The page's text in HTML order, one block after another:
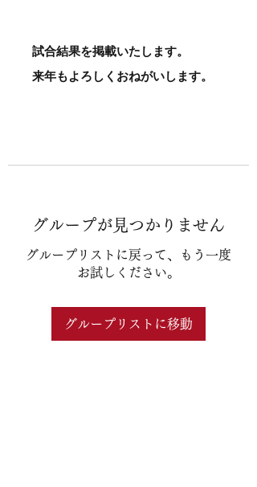
試合結果を掲載いたします。
​来年もよろしくおねがいします。
グループが見つかりません
グループリストに戻って、もう一度
お試しください。
グループリストに移動